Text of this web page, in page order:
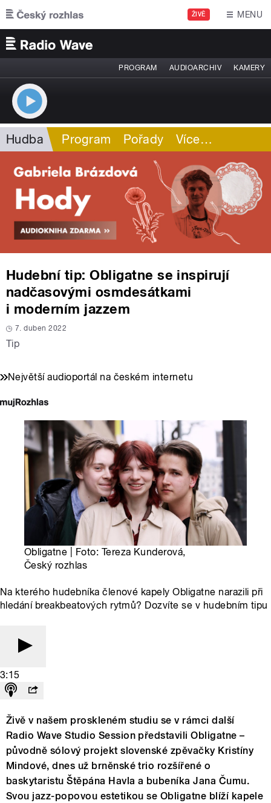
Přejít k hlavnímu obsahu
ŽIVĚ MENU
PROGRAM AUDIOARCHIV KAMERY
Hudba Program Pořady Více…
Hudební tip: Obligatne se inspirují
nadčasovými osmdesátkami
i moderním jazzem
7. duben 2022
Tip
Největší audioportál na českém internetu
Obligatne | Foto: Tereza Kunderová,
Český rozhlas
Na kterého hudebníka členové kapely Obligatne narazili při
hledání breakbeatových rytmů? Dozvíte se v hudebním tipu
3:15
Živě v našem proskleném studiu se v rámci další
Radio Wave Studio Session představili Obligatne –
původně sólový projekt slovenské zpěvačky Kristíny
Mindové, dnes už brněnské trio rozšířené o
baskytaristu Štěpána Havla a bubeníka Jana Čumu.
Svou jazz-popovou estetikou se Obligatne blíží kapele